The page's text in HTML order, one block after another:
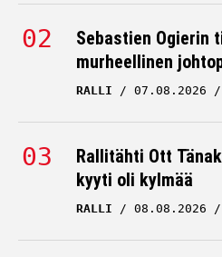
Sebastien Ogierin
murheellinen
RALLI 07.08.2026
Rallitähti Ott
kyyti oli kylmää
RALLI 08.08.2026
Villi heitto: Saiko